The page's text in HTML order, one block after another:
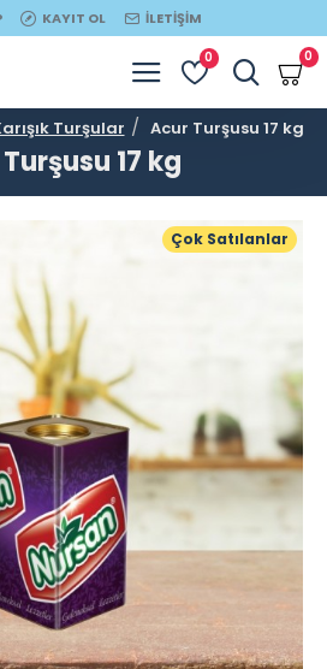
KAYIT OL İLETIŞIM
0 0
Turşular Acur Turşusu 17 kg
17 kg
Çok Satılanlar